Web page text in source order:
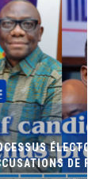
FORTES